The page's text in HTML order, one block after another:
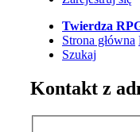
Twierdza
Strona główna
Szukaj
Kontakt z